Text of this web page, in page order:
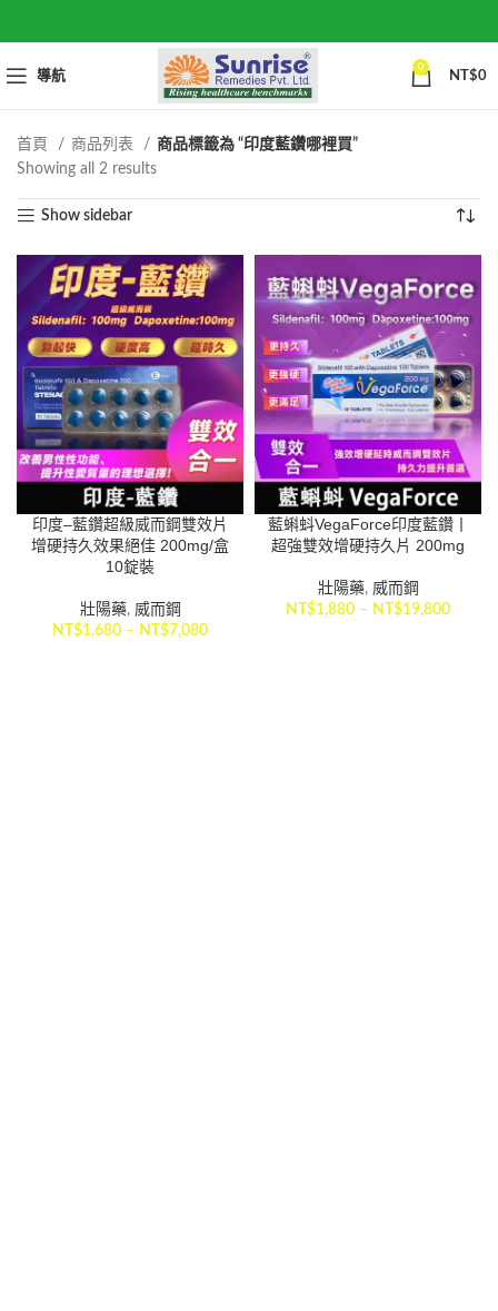
導航
0
NT$0
首頁 商品列表
商品標籤為 “印度藍鑽哪裡買”
Showing all 2 resultsSorted
Show sidebar
印度–藍鑽超級威而鋼雙效片
增硬持久效果絕佳 200mg/盒
10錠裝
壯陽藥, 威而鋼
NT$1,680 – NT$7,080
藍蝌蚪VegaForce印度藍鑽丨
超強雙效增硬持久片 200mg
壯陽藥, 威而鋼
NT$1,880 – NT$19,800